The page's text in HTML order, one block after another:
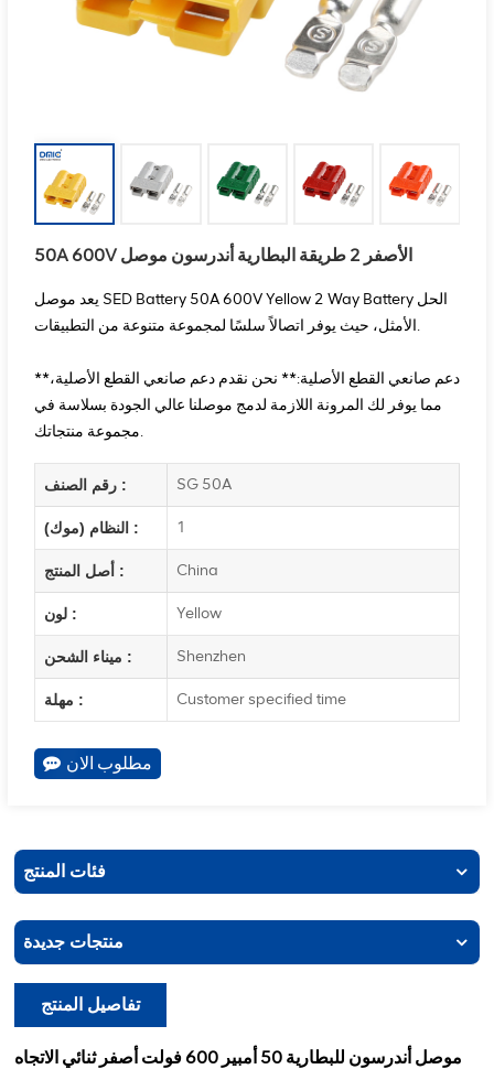
50A 600V الأصفر 2 طريقة البطارية أندرسون موصل
يعد موصل SED Battery 50A 600V Yellow 2 Way Battery الحل
الأمثل، حيث يوفر اتصالاً سلسًا لمجموعة متنوعة من التطبيقات.
**دعم صانعي القطع الأصلية:** نحن نقدم دعم صانعي القطع الأصلية،
مما يوفر لك المرونة اللازمة لدمج موصلنا عالي الجودة بسلاسة في
مجموعة منتجاتك.
رقم الصنف : SG 50A
النظام (موك) : 1
أصل المنتج : China
لون : Yellow
ميناء الشحن : Shenzhen
مهلة : Customer specified time
مطلوب الان
فئات المنتج
منتجات جديدة
تفاصيل المنتج
موصل أندرسون للبطارية 50 أمبير 600 فولت أصفر ثنائي الاتجاه